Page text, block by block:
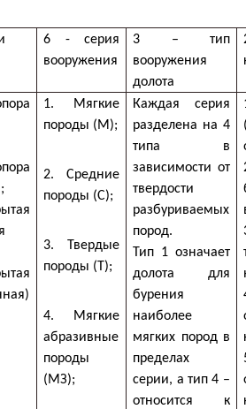
6 - серия
вооружения
3 – тип
вооружения
долота
1. Мягкие
породы (М);
2. Средние
породы (С);
3. Твердые
породы (Т);
4. Мягкие
абразивные
породы
(МЗ);
Каждая серия
разделена на 4
типа в
зависимости от
твердости
разбуриваемых
пород.
Тип 1 означает
долота для
бурения
наиболее
мягких пород в
пределах
серии, а тип 4 –
относится к